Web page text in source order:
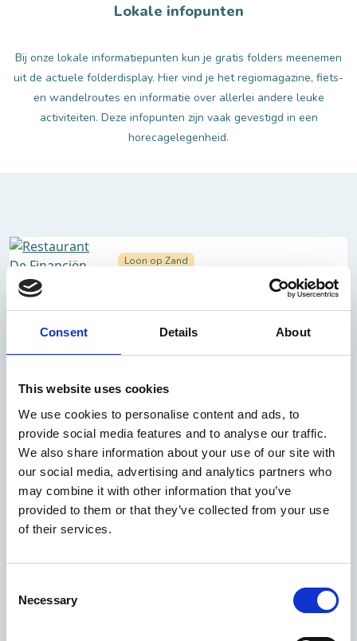
Consent Details About
This website uses cookies
We use cookies to personalise content and ads, to
provide social media features and to analyse our traffic.
We also share information about your use of our site with
our social media, advertising and analytics partners who
may combine it with other information that you’ve
provided to them or that they’ve collected from your use
of their services.
Selection
Necessary
Lokale infopunten
Bij onze lokale informatiepunten kun je gratis folders meenemen
uit de actuele folderdisplay. Hier vind je het regiomagazine, fiets-
en wandelroutes en informatie over allerlei andere leuke
activiteiten. Deze infopunten zijn vaak gevestigd in een
horecagelegenheid.
Loon op Zand
Restaurant De Financiën (infopunt)
Kaatsheuvel
Waalwijk
Eetcafé De Galgenwiel (infopunt)
Biezenmortel
Eetcafé De Rustende Jager (infopunt)